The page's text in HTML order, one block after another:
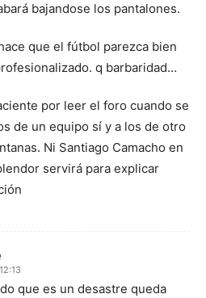
bajandose los pantalones.
que el fútbol parezca bien
q barbaridad…
por leer el foro cuando se
de un equipo sí y a los de otro
Ni Santiago Camacho en
servirá para explicar
que es un desastre queda